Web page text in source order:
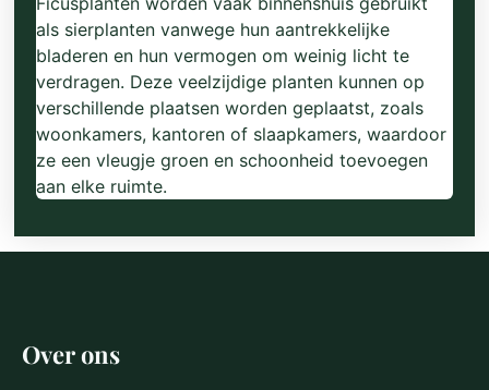
als sierplanten vanwege hun aantrekkelijke
bladeren en hun vermogen om weinig licht te
verdragen. Deze veelzijdige planten kunnen op
verschillende plaatsen worden geplaatst, zoals
woonkamers, kantoren of slaapkamers, waardoor
ze een vleugje groen en schoonheid toevoegen
aan elke ruimte.
Over ons